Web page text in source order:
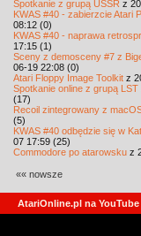
Spotkanie z grupą USSR z
KWAS #40 - zabierzcie Atari
08:12 (0)
KWAS #40 - naprawa
17:15 (1)
Sceny z demosceny #7 z
06-19 22:08 (0)
Atari Floppy Image Toolkit z
Spotkanie online z grupą LST
(17)
Recoil zintegrowany z
(5)
KWAS #40 odbędzie się w
07 17:59 (25)
Commodore po atarowsku z
«« nowsze
AtariOnline.pl na YouTube